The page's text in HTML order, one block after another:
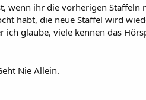
wenn ihr die vorherigen Staffeln
habt, die neue Staffel wird
ich glaube, viele kennen das
Nie Allein.